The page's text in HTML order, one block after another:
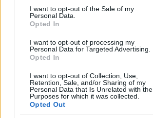
consent section.
I want to opt-out of the Sale of my
Personal Data.
Opted In
I want to opt-out of processing my
Personal Data for Targeted Advertising.
Opted In
I want to opt-out of Collection, Use,
Retention, Sale, and/or Sharing of my
Personal Data that Is Unrelated with the
Purposes for which it was collected.
Opted Out